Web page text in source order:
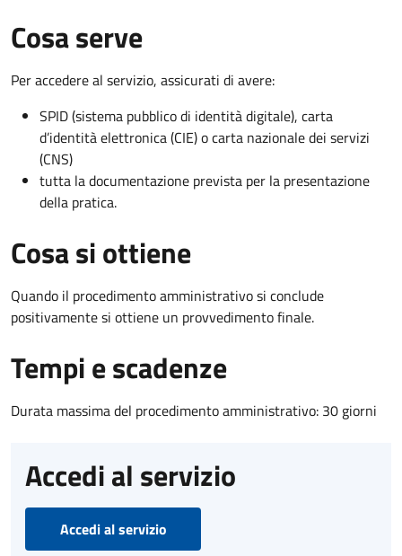
Cosa serve
Per accedere al servizio, assicurati di avere:
SPID (sistema pubblico di identità digitale), carta
d’identità elettronica (CIE) o carta nazionale dei servizi
(CNS)
tutta la documentazione prevista per la presentazione
della pratica.
Cosa si ottiene
Quando il procedimento amministrativo si conclude
positivamente si ottiene un provvedimento finale.
Tempi e scadenze
Durata massima del procedimento amministrativo: 30 giorni
Accedi al servizio
Accedi al servizio